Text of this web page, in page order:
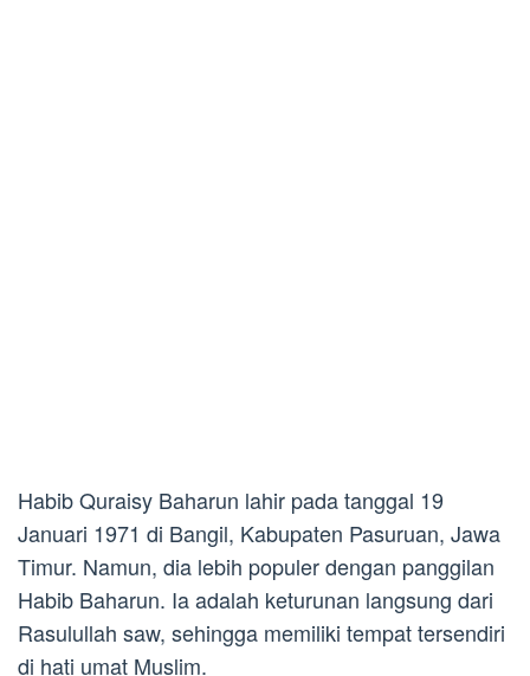
Habib Quraisy Baharun lahir pada tanggal 19
Januari 1971 di Bangil, Kabupaten Pasuruan, Jawa
Timur. Namun, dia lebih populer dengan panggilan
Habib Baharun. Ia adalah keturunan langsung dari
Rasulullah saw, sehingga memiliki tempat tersendiri
di hati umat Muslim.